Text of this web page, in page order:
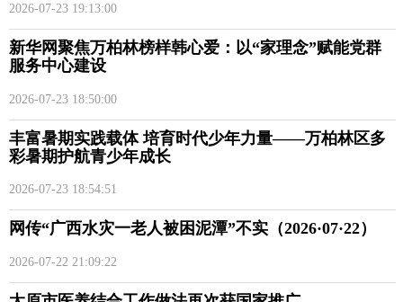
2026-07-23 19:13:00
新华网聚焦万柏林榜样韩心爱：以“家理念”赋能党群
服务中心建设
2026-07-23 18:50:00
丰富暑期实践载体 培育时代少年力量——万柏林区多
彩暑期护航青少年成长
2026-07-23 18:54:51
网传“广西水灾一老人被困泥潭”不实（2026·07·22）
2026-07-22 21:09:22